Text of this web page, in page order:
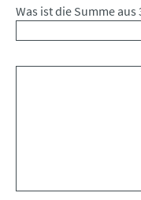
Was ist die Summe aus